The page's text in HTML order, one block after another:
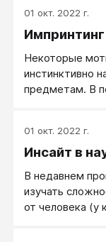
рассказ о
01 окт. 2022 г.
Некоторые
инстинктивно
предметам. В
психологи
объяснения
01 окт. 2022 г.
Инсайт в
В недавнем
изучать
от человека (у